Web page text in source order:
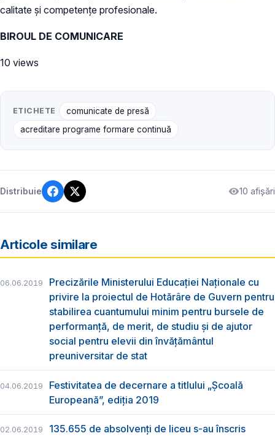
calitate și competențe profesionale.
BIROUL DE COMUNICARE
10 views
ETICHETE
comunicate de presă
acreditare programe formare continuă
Distribuie 10 afișări
Articole similare
06.06.2019
Precizările Ministerului Educației Naționale cu
privire la proiectul de Hotărâre de Guvern pentru
stabilirea cuantumului minim pentru bursele de
performanță, de merit, de studiu și de ajutor
social pentru elevii din învățământul
preuniversitar de stat
04.06.2019
Festivitatea de decernare a titlului „Şcoală
Europeană”, ediția 2019
02.06.2019
135.655 de absolvenţi de liceu s-au înscris